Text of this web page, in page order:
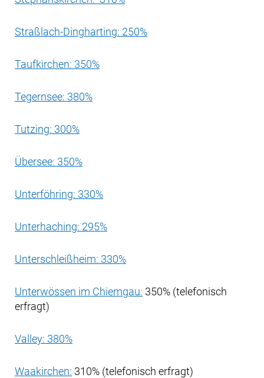
Straßlach-Dingharting: 250%
Taufkirchen: 350%
Tegernsee: 380%
Tutzing: 300%
Übersee: 350%
Unterföhring: 330%
Unterhaching: 295%
Unterschleißheim: 330%
Unterwössen im Chiemgau: 350% (telefonisch
erfragt)
Valley: 380%
Waakirchen: 310% (telefonisch erfragt)